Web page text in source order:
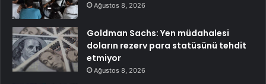
Ağustos 8, 2026
Goldman Sachs: Yen müdahalesi
doların rezerv para statüsünü tehdit
etmiyor
Ağustos 8, 2026